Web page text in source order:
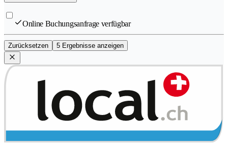
Online Buchungsanfrage verfügbar
Zurücksetzen 5 Ergebnisse anzeigen